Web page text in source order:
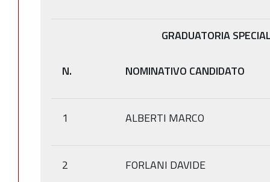
GRADUATORIA
N. NOMINATIVO CANDIDATO
1 ALBERTI MARCO
2 FORLANI DAVIDE